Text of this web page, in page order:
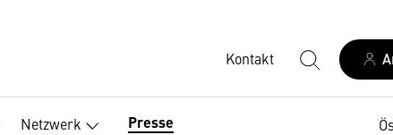
Kontakt
Netzwerk Presse